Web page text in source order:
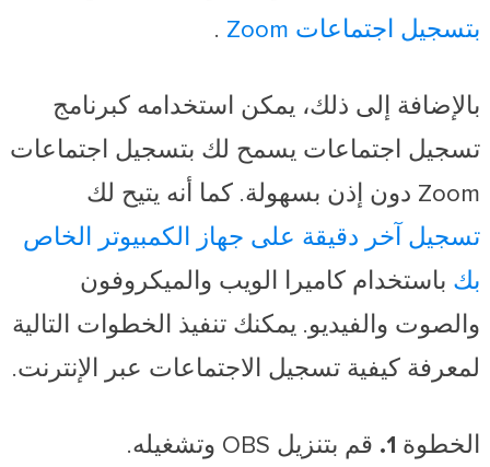
بتسجيل اجتماعات Zoom
.
بالإضافة إلى ذلك، يمكن استخدامه كبرنامج
تسجيل اجتماعات يسمح لك بتسجيل اجتماعات
Zoom دون إذن بسهولة. كما أنه يتيح لك
تسجيل آخر دقيقة على جهاز الكمبيوتر الخاص
بك باستخدام كاميرا الويب والميكروفون
والصوت والفيديو. يمكنك تنفيذ الخطوات التالية
لمعرفة كيفية تسجيل الاجتماعات عبر الإنترنت.
الخطوة 1. قم بتنزيل OBS وتشغيله.